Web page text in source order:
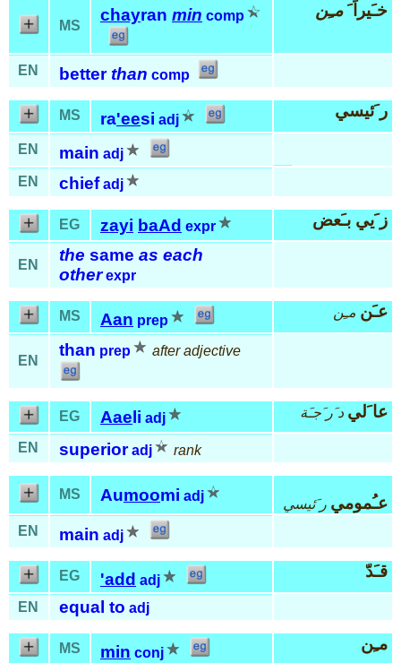
MS
chayran min comp خـَيراً َمـِن
EN betterthan comp
MS ra'eesi adj ر َئيسي
EN main adj
EN
chief adj
EG zayi baAd expr ز َيي بـَعض
EN
the same as each
other expr
MS Aan prep عـَن مـِن
EN
than prep after adjective
EG Aae li adj عا َلي د َر َجـَة
EN superior adj rank
MS Aumoomi adj عـُمومي ر َئيسي
EN
main adj
EG 'add adj قـَدّ
EN equal to adj
MS min conj مـِن